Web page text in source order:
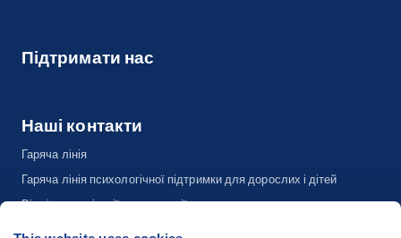
Підтримати нас
Наші контакти
Гаряча лінія
Гаряча лінія психологічної підтримки для дорослих і дітей
Відділ комунікації та адвокації